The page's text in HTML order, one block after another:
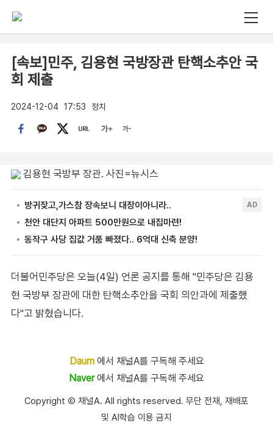
[속보]민주, 김용현 국방장관 탄핵소추안 국
회 제출
2024-12-04 17:53 정치
김용현 국방부 장관. 사진=뉴시스
더불어민주당은 오늘(4일) 언론 공지를 통해 "민주당은 김용
현 국방부 장관에 대한 탄핵소추안을 국회 의안과에 제출했
다"고 밝혔습니다.
Daum에서 채널A를 구독해 주세요
Naver에서 채널A를 구독해 주세요
Copyright Ⓒ 채널A. All rights reserved. 무단 전재, 재배포
및 AI학습 이용 금지